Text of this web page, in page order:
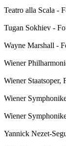
Teatro alla Scala -
Tugan Sokhiev -
Wayne Marshall -
Wiener
Wiener Staatsoper,
Wiener
Wiener
Yannick Nezet-